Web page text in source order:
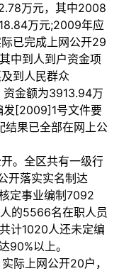
万元，其中2008
万元;2009年应
已完成上网公开29
中到人到户资金项
到人民群众
金额为3913.94万
发[2009]1号文件要
结果已全部在网上公
。全区共有一级行
开落实实名制达
定事业编制7092
的5566名在职人员
计1020人还未定编
90%以上。
上网公开20户，